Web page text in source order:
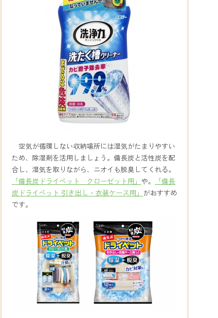
空気が循環しない収納場所には湿気がたまりやすい
ため、除湿剤を活用しましょう。備長炭と活性炭を配
合し、湿気を取りながら、ニオイも脱臭してくれる。
「備長炭ドライペット クローゼット用」 や。
「備長
炭ドライペット 引き出し・衣装ケース用」 がおすすめ
です。